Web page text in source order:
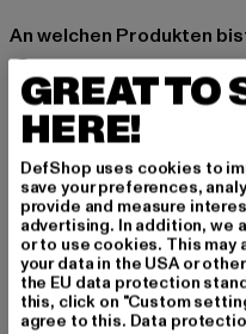
An welchen Produkten
MÄNNER
FRAUEN
E-MAIL
Informationen dazu, wie
in unserer
abmelden.
GREAT TO
HERE!
DefShop uses cookies to
save your preferences,
provide and measure
advertising. In addition, we
or to use cookies. This
your data in the USA or
the EU data protection
this, click on "Custom
agree to this. Data